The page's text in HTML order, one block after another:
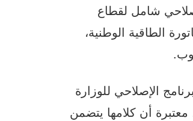
برنامج إصلاحي شامل لقطاع
الطاقية الوطنية،
الإصلاحي للوزارة
أن كلامها يتضمن